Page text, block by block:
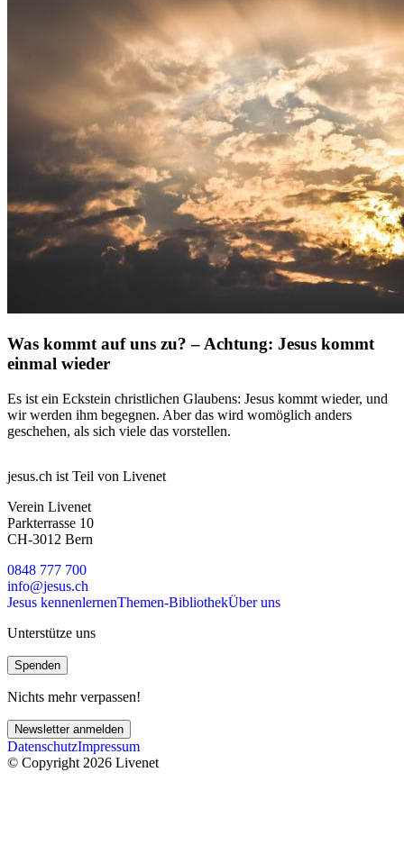
Was kommt auf uns zu? – Achtung: Jesus kommt
einmal wieder
Es ist ein Eckstein christlichen Glaubens: Jesus kommt wieder, und
wir werden ihm begegnen. Aber das wird womöglich anders
geschehen, als sich viele das vorstellen.
jesus.ch ist Teil von Livenet
Verein Livenet
Parkterrasse 10
CH-3012 Bern
0848 777 700
info@jesus.ch
Jesus kennenlernenThemen-BibliothekÜber uns
Unterstütze uns
Spenden
Nichts mehr verpassen!
Newsletter anmelden
DatenschutzImpressum
© Copyright 2026 Livenet